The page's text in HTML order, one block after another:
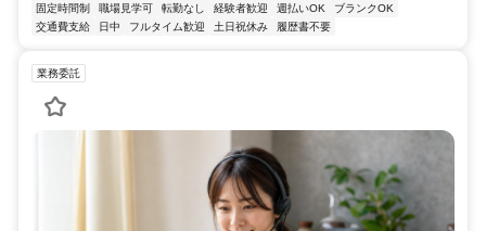
固定時間制
職場見学可 転勤なし 経験者歓迎 週払いOK
ブランクOK
交通費支給
日中 フルタイム歓迎 土日祝休み 履歴書不要
業務委託